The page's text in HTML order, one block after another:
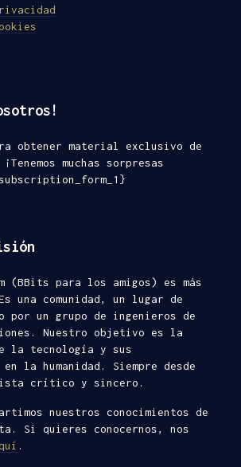
obtener material exclusivo de
muchas sorpresas
(BBits para los amigos) es más
una comunidad, un lugar de
por un grupo de ingenieros de
Nuestro objetivo es la
la tecnología y sus
la humanidad. Siempre desde
crítico y sincero.
nuestros conocimientos de
Si quieres conocernos, nos
.